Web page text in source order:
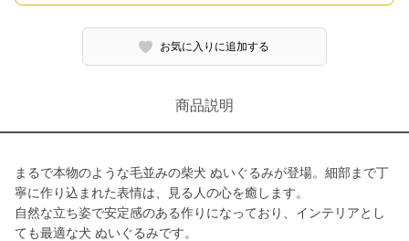
お気に入りに追加する
商品説明
まるで本物のような毛並みの柴犬 ぬいぐるみが登場。細部まで丁
寧に作り込まれた表情は、見る人の心を癒します。
自然な立ち姿で安定感のある作りになっており、インテリアとし
ても最適な犬 ぬいぐるみです。